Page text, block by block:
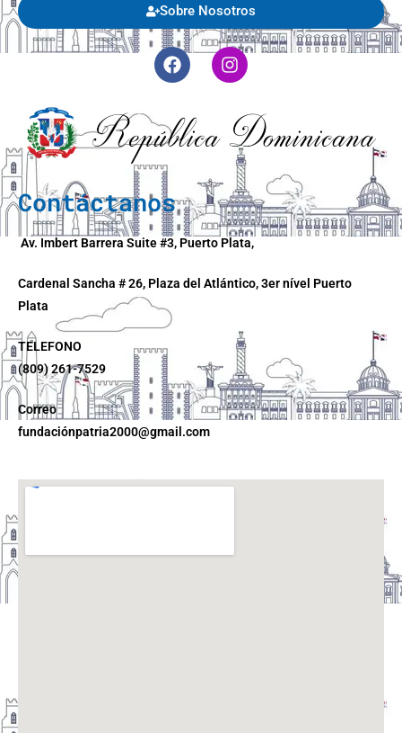
Sobre Nosotros
Contáctanos
Av. Imbert Barrera Suite #3, Puerto Plata,
Cardenal Sancha # 26, Plaza del Atlántico, 3er nível Puerto
Plata
TELEFONO
(809) 261-7529
Correo
fundaciónpatria2000@gmail.com